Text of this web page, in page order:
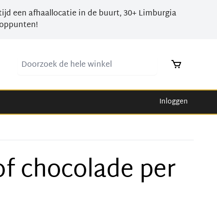
een afhaallocatie in de buurt, 30+ Limburgia
Doorzoek de hele winkel
Inloggen
chocolade per